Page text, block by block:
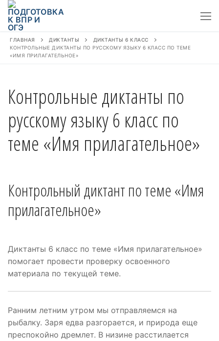
Перейти
содержимому
ГЛАВНАЯ ДИКТАНТЫ
ДИКТАНТЫ 6 КЛАСС
КОНТРОЛЬНЫЕ ДИКТАНТЫ ПО РУССКОМУ ЯЗЫКУ 6 КЛАСС ПО ТЕМЕ
«ИМЯ ПРИЛАГАТЕЛЬНОЕ»
Контрольные диктанты по
русскому языку 6 класс по
теме «Имя прилагательное»
Контрольный диктант по теме «Имя
прилагательное»
Диктанты 6 класс по теме «Имя прилагательное»
помогает провести проверку освоенного
материала по текущей теме.
Ранним летним утром мы отправляемся на
рыбалку. Заря едва разгорается, и природа еще
преспокойно дремлет. В низине расстилается